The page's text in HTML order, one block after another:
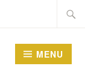
MENU